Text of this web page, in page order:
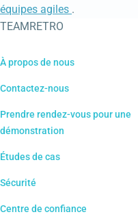
équipes agiles .
TEAMRETRO
À propos de nous
Contactez-nous
Prendre rendez-vous pour une
démonstration
Études de cas
Sécurité
Centre de confiance